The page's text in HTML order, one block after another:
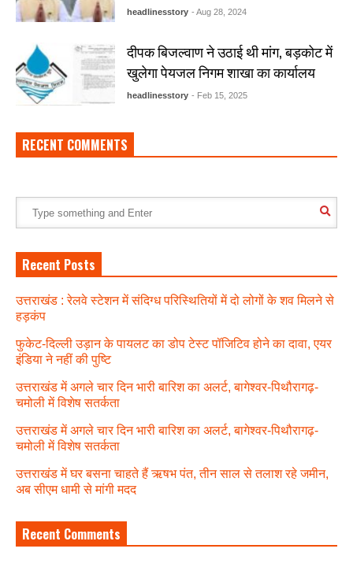
headlinesstory - Aug 28, 2024
दीपक बिजल्वाण ने उठाई थी मांग, बड़कोट में
खुलेगा पेयजल निगम शाखा का कार्यालय
headlinesstory - Feb 15, 2025
RECENT COMMENTS
Recent Posts
उत्तराखंड : रेलवे स्टेशन में संदिग्ध परिस्थितियों में दो लोगों के शव मिलने से
हड़कंप
फुकेट-दिल्ली उड़ान के पायलट का डोप टेस्ट पॉजिटिव होने का दावा, एयर
इंडिया ने नहीं की पुष्टि
उत्तराखंड में अगले चार दिन भारी बारिश का अलर्ट, बागेश्वर-पिथौरागढ़-
चमोली में विशेष सतर्कता
उत्तराखंड में अगले चार दिन भारी बारिश का अलर्ट, बागेश्वर-पिथौरागढ़-
चमोली में विशेष सतर्कता
उत्तराखंड में घर बसना चाहते हैं ऋषभ पंत, तीन साल से तलाश रहे जमीन,
अब सीएम धामी से मांगी मदद
Recent Comments